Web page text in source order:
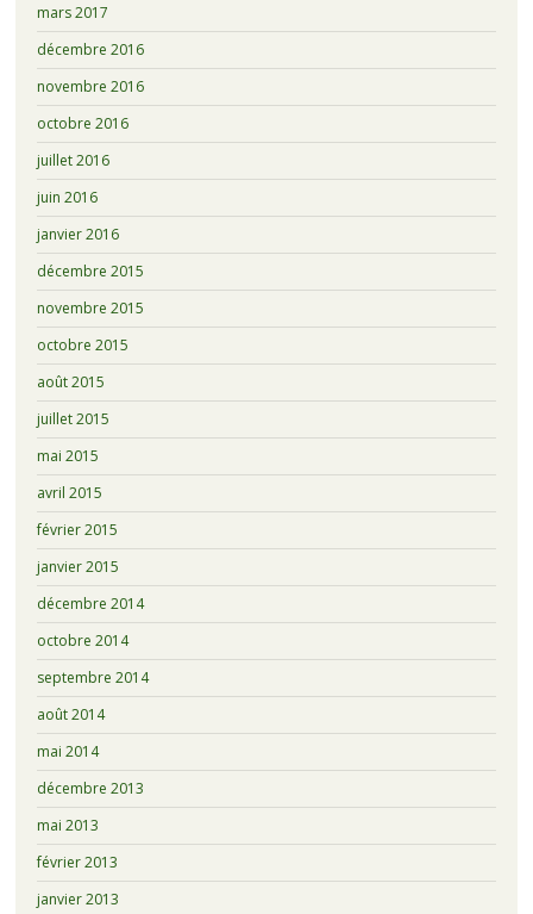
mars 2017
décembre 2016
novembre 2016
octobre 2016
juillet 2016
juin 2016
janvier 2016
décembre 2015
novembre 2015
octobre 2015
août 2015
juillet 2015
mai 2015
avril 2015
février 2015
janvier 2015
décembre 2014
octobre 2014
septembre 2014
août 2014
mai 2014
décembre 2013
mai 2013
février 2013
janvier 2013